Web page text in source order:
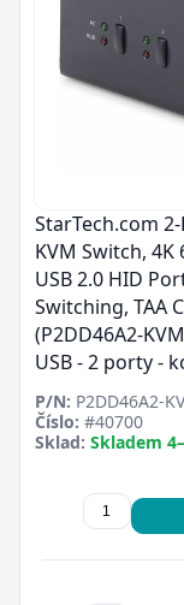
StarTech.com
KVM Switch, 4K
USB 2.0 HID
Switching, TAA
(P2DD46A2-
USB - 2 porty -
P/N: P2DD46A2-
Číslo: #40700
Sklad: Skladem